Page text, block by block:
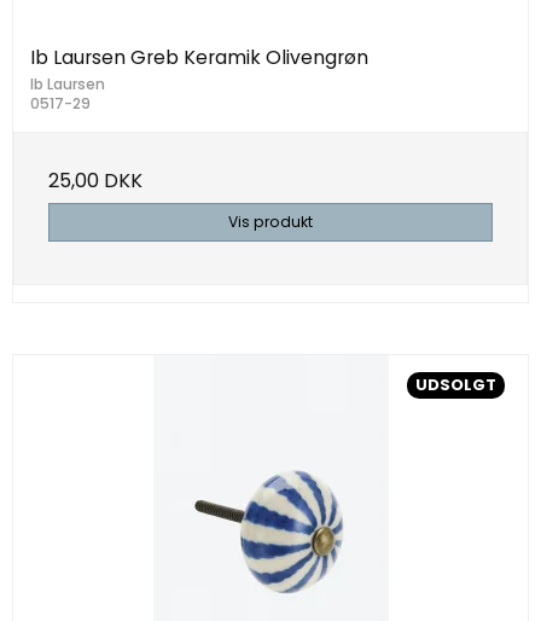
Ib Laursen Greb Keramik Olivengrøn
Ib Laursen
0517-29
25,00 DKK
Vis produkt
UDSOLGT